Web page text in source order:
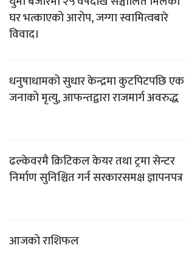
घर भत्काएको आरोप, जग्गा स्वामित्वबारे
विवाद।
धनुषाधामको सुधार केन्द्रमा कुटपिटपछि एक
जनाको मृत्यु, आफन्तद्वारा राजमार्ग अवरुद्ध
ढल्केवरमै क्रिटिकल केयर तथा ट्रमा सेन्टर
निर्माण सुनिश्चित गर्न सरकारसमक्ष ज्ञापनपत्र
आजको राशिफल